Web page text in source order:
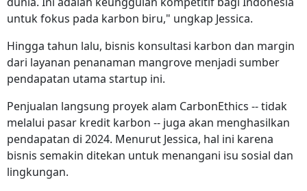
untuk fokus pada karbon biru," ungkap Jessica.
Hingga tahun lalu, bisnis konsultasi karbon dan margin
dari layanan penanaman mangrove menjadi sumber
pendapatan utama startup ini.
Penjualan langsung proyek alam CarbonEthics -- tidak
melalui pasar kredit karbon -- juga akan menghasilkan
pendapatan di 2024. Menurut Jessica, hal ini karena
bisnis semakin ditekan untuk menangani isu sosial dan
lingkungan.